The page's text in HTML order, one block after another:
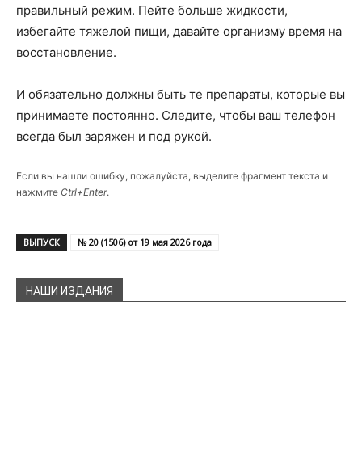
правильный режим. Пейте больше жидкости,
избегайте тяжелой пищи, давайте организму время на
восстановление.
И обязательно должны быть те препараты, которые вы
принимаете постоянно. Следите, чтобы ваш телефон
всегда был заряжен и под рукой.
Если вы нашли ошибку, пожалуйста, выделите фрагмент текста и
нажмите Ctrl+Enter.
ВЫПУСК № 20 (1506) от 19 мая 2026 года
НАШИ ИЗДАНИЯ